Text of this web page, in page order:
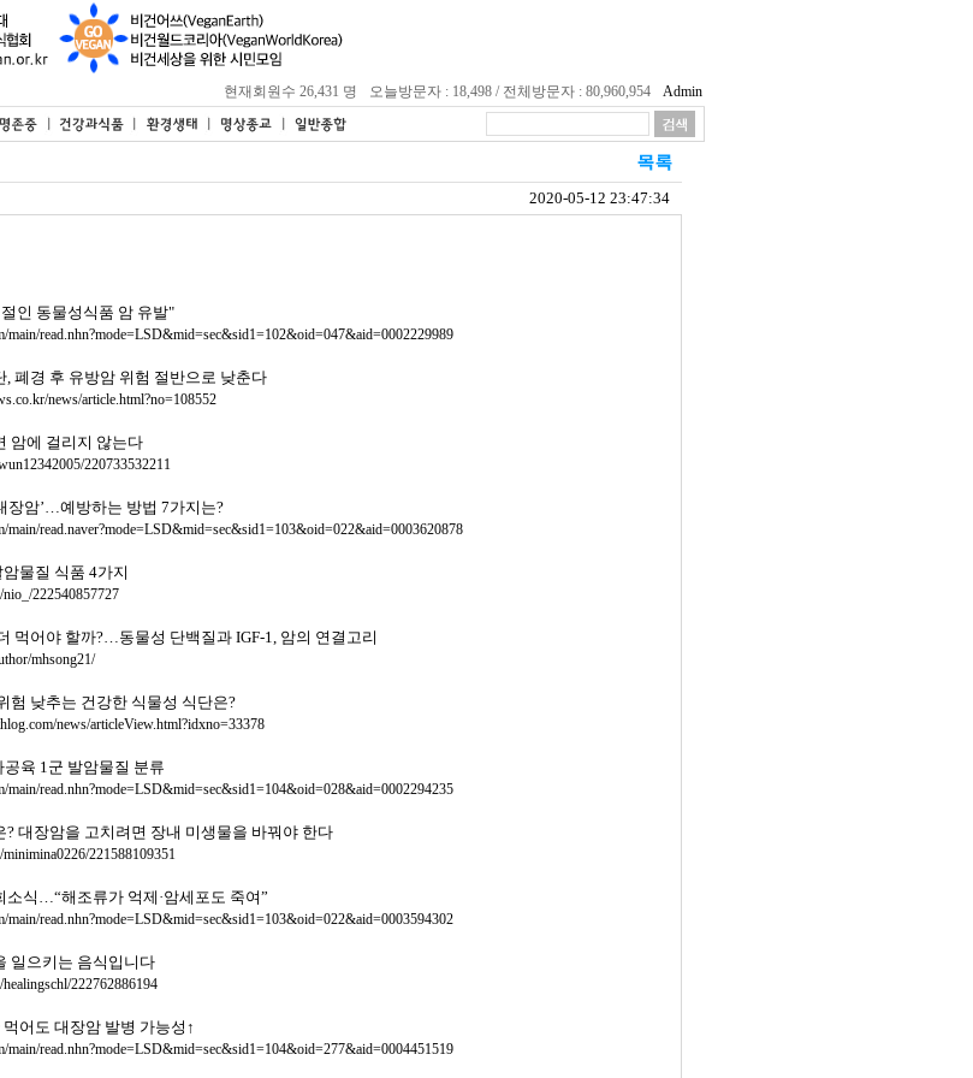
현재회원수 26,431 명 오늘방문자 : 18,498 / 전체방문자 : 80,960,954 Admin
2020-05-12 23:47:34
인 동물성식품 암 유발"
main/read.nhn?mode=LSD&mid=sec&sid1=102&oid=047&aid=0002229989
, 폐경 후 유방암 위험 절반으로 낮춘다
news/article.html?no=108552
암에 걸리지 않는다
220733532211
장암’…예방하는 방법 7가지는?
main/read.naver?mode=LSD&mid=sec&sid1=103&oid=022&aid=0003620878
물질 식품 4가지
nio_/222540857727
먹어야 할까?…동물성 단백질과 IGF-1, 암의 연결고리
mhsong21/
험 낮추는 건강한 식물성 식단은?
news/articleView.html?idxno=33378
공육 1군 발암물질 분류
main/read.nhn?mode=LSD&mid=sec&sid1=104&oid=028&aid=0002294235
? 대장암을 고치려면 장내 미생물을 바꿔야 한다
minimina0226/221588109351
소식…“해조류가 억제·암세포도 죽여”
main/read.nhn?mode=LSD&mid=sec&sid1=103&oid=022&aid=0003594302
일으키는 음식입니다
222762886194
어도 대장암 발병 가능성↑
main/read.nhn?mode=LSD&mid=sec&sid1=104&oid=277&aid=0004451519